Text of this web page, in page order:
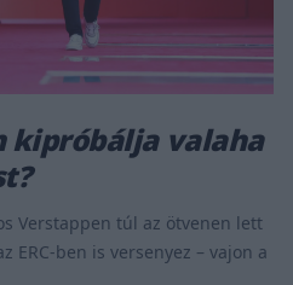
kipróbálja valaha
Verstappen túl az ötvenen lett
ERC-ben is versenyez – vajon a